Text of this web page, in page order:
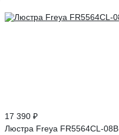
17 390 ₽
Люстра Freya FR5564CL-08B